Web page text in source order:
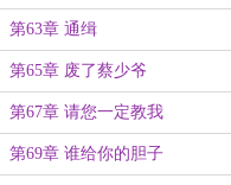
第63章 通缉
第65章 废了蔡少爷
第67章 请您一定教我
第69章 谁给你的胆子